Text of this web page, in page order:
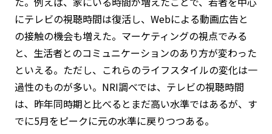
にテレビの視聴時間は復活し、Webによる動画広告と
の接触の機会も増えた。マーケティングの視点でみる
と、生活者とのコミュニケーションのあり方が変わった
といえる。ただし、これらのライフスタイルの変化は一
過性のものが多い。NRI調べでは、テレビの視聴時間
は、昨年同時期と比べるとまだ高い水準ではあるが、す
でに5月をピークに元の水準に戻りつつある。